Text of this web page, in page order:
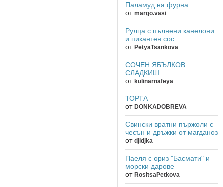
Паламуд на фурна
от margo.vasi
Рулца с пълнени канелони
и пикантен сос
от PetyaTsankova
СОЧЕН ЯБЪЛКОВ
СЛАДКИШ
от kulinarnafeya
ТОРТА
от DONKADOBREVA
Свински вратни пържоли с
чесън и дръжки от магданоз
от djidjka
Паеля с ориз "Басмати" и
морски дарове
от RositsaPetkova